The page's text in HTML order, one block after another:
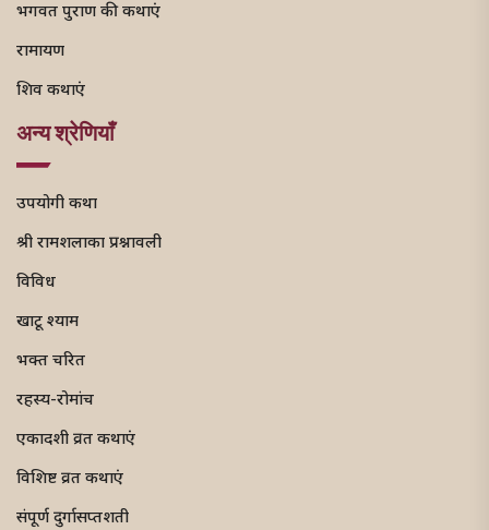
भगवत पुराण की कथाएं
रामायण
शिव कथाएं
अन्य श्रेणियाँ
उपयोगी कथा
श्री रामशलाका प्रश्नावली
विविध
खाटू श्याम
भक्त चरित
रहस्य-रोमांच
एकादशी व्रत कथाएं
विशिष्ट व्रत कथाएं
संपूर्ण दुर्गासप्तशती